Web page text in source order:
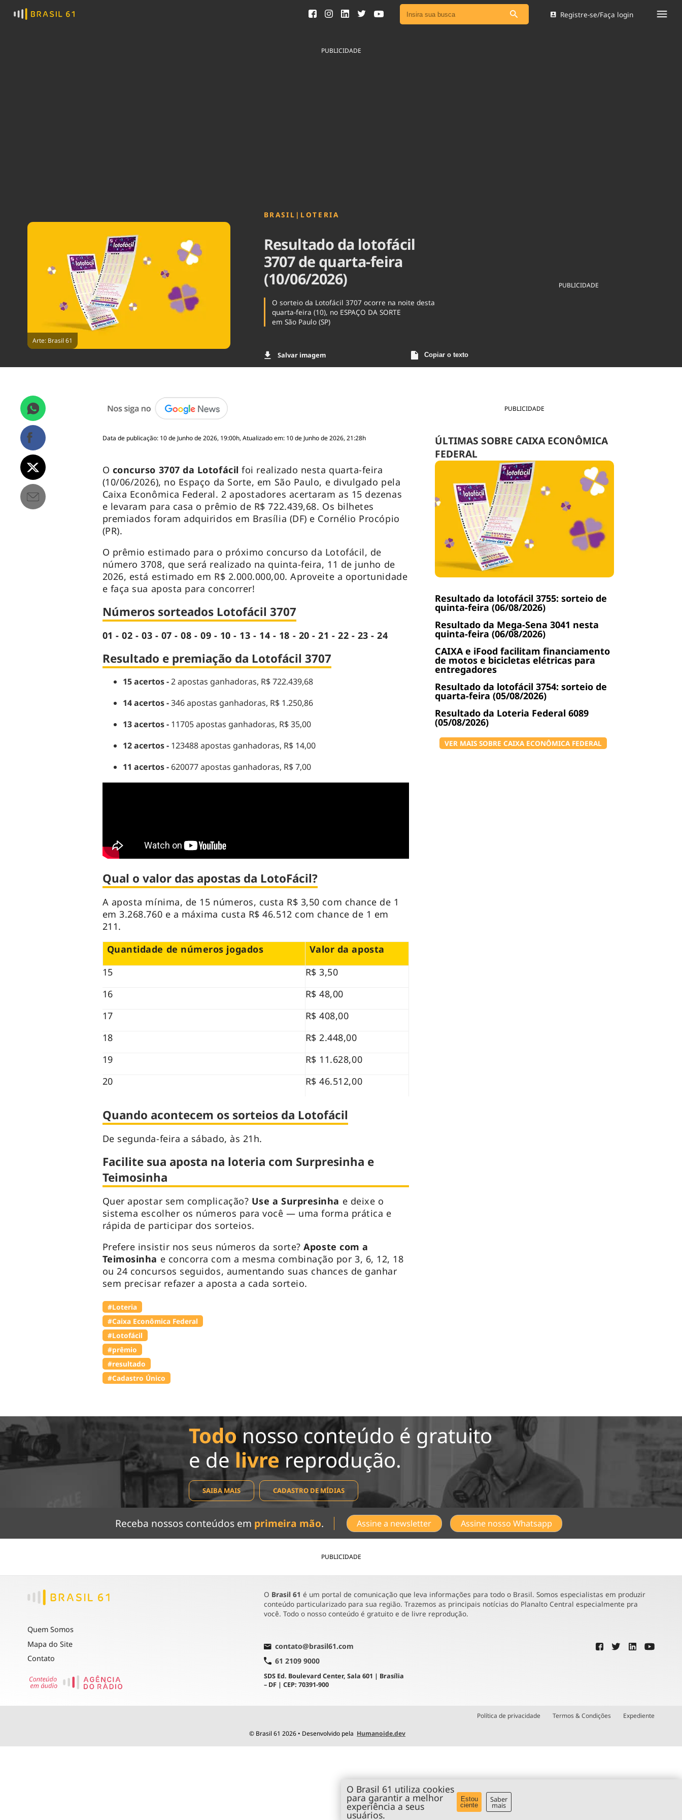
Ver todas as notícias
Registre-se/Faça login
PUBLICIDADE
Arte: Brasil 61
BRASIL | LOTERIA
Resultado da lotofácil
3707 de quarta-feira
(10/06/2026)
O sorteio da Lotofácil 3707 ocorre na noite desta
quarta-feira (10), no ESPAÇO DA SORTE
em São Paulo (SP)
Salvar imagem Copiar o texto
PUBLICIDADE
PUBLICIDADE
ÚLTIMAS SOBRE CAIXA ECONÔMICA
FEDERAL
Resultado da lotofácil 3755: sorteio de
quinta-feira (06/08/2026)
Resultado da Mega-Sena 3041 nesta
quinta-feira (06/08/2026)
CAIXA e iFood facilitam financiamento
de motos e bicicletas elétricas para
entregadores
Resultado da lotofácil 3754: sorteio de
quarta-feira (05/08/2026)
Resultado da Loteria Federal 6089
(05/08/2026)
VER MAIS SOBRE CAIXA ECONÔMICA FEDERAL
Data de publicação: 10 de Junho de 2026, 19:00h, Atualizado em: 10 de Junho de 2026, 21:28h
O concurso 3707 da Lotofácil foi realizado nesta quarta-feira
(10/06/2026), no Espaço da Sorte, em São Paulo, e divulgado pela
Caixa Econômica Federal. 2 apostadores acertaram as 15 dezenas
e levaram para casa o prêmio de R$ 722.439,68. Os bilhetes
premiados foram adquiridos em Brasília (DF) e Cornélio Procópio
(PR).
O prêmio estimado para o próximo concurso da Lotofácil, de
número 3708, que será realizado na quinta-feira, 11 de junho de
2026, está estimado em R$ 2.000.000,00. Aproveite a oportunidade
e faça sua aposta para concorrer!
Números sorteados Lotofácil 3707
01 - 02 - 03 - 07 - 08 - 09 - 10 - 13 - 14 - 18 - 20 - 21 - 22 - 23 - 24
Resultado e premiação da Lotofácil 3707
15 acertos -2 apostas ganhadoras, R$ 722.439,68
14 acertos -346 apostas ganhadoras, R$ 1.250,86
13 acertos - 11705 apostas ganhadoras, R$ 35,00
12 acertos -123488 apostas ganhadoras, R$ 14,00
11 acertos - 620077 apostas ganhadoras, R$ 7,00
Qual o valor das apostas da LotoFácil?
A aposta mínima, de 15 números, custa R$ 3,50 com chance de 1
em 3.268.760 e a máxima custa R$ 46.512 com chance de 1 em
211.
Quantidade de números jogados
Valor da aposta
15
R$ 3,50
16
R$ 48,00
17
R$ 408,00
18
R$ 2.448,00
19
R$ 11.628,00
20
R$ 46.512,00
Quando acontecem os sorteios da Lotofácil
De segunda-feira a sábado, às 21h.
Facilite sua aposta na loteria com Surpresinha e
Teimosinha
Quer apostar sem complicação? Use a Surpresinha e deixe o
sistema escolher os números para você — uma forma prática e
rápida de participar dos sorteios.
Prefere insistir nos seus números da sorte? Aposte com a
Teimosinha e concorra com a mesma combinação por 3, 6, 12, 18
ou 24 concursos seguidos, aumentando suas chances de ganhar
sem precisar refazer a aposta a cada sorteio.
#Loteria
#Caixa Econômica Federal
#Lotofácil
#prêmio
#resultado
#Cadastro Único
Todonosso conteúdo é gratuito
e de livre reprodução.
SAIBA MAIS CADASTRO DE MÍDIAS
Receba nossos conteúdos em primeira mão. Assine a newsletter Assine nosso Whatsapp
PUBLICIDADE
Quem Somos
Mapa do Site
Contato
O Brasil 61 é um portal de comunicação que leva informações para todo o Brasil. Somos especialistas em produzir
conteúdo particularizado para sua região. Trazemos as principais notícias do Planalto Central especialmente pra
você. Todo o nosso conteúdo é gratuito e de livre reprodução.
contato@brasil61.com
61 2109 9000
SDS Ed. Boulevard Center, Sala 601 | Brasília
– DF | CEP: 70391-900
Política de privacidade Termos & Condições Expediente
© Brasil 61 2026 • Desenvolvido pela Humanoide.dev
O Brasil 61 utiliza cookies
para garantir a melhor
experiência a seus
usuários.
Estou
ciente
Saber
mais